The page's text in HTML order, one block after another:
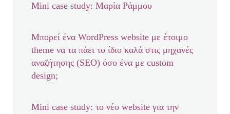
Mini case study: Μαρία Ράμμου
Μπορεί ένα WordPress website με έτοιμο
theme να τα πάει το ίδιο καλά στις μηχανές
αναζήτησης (SEO) όσο ένα με custom
design;
Mini case study: το νέο website για την